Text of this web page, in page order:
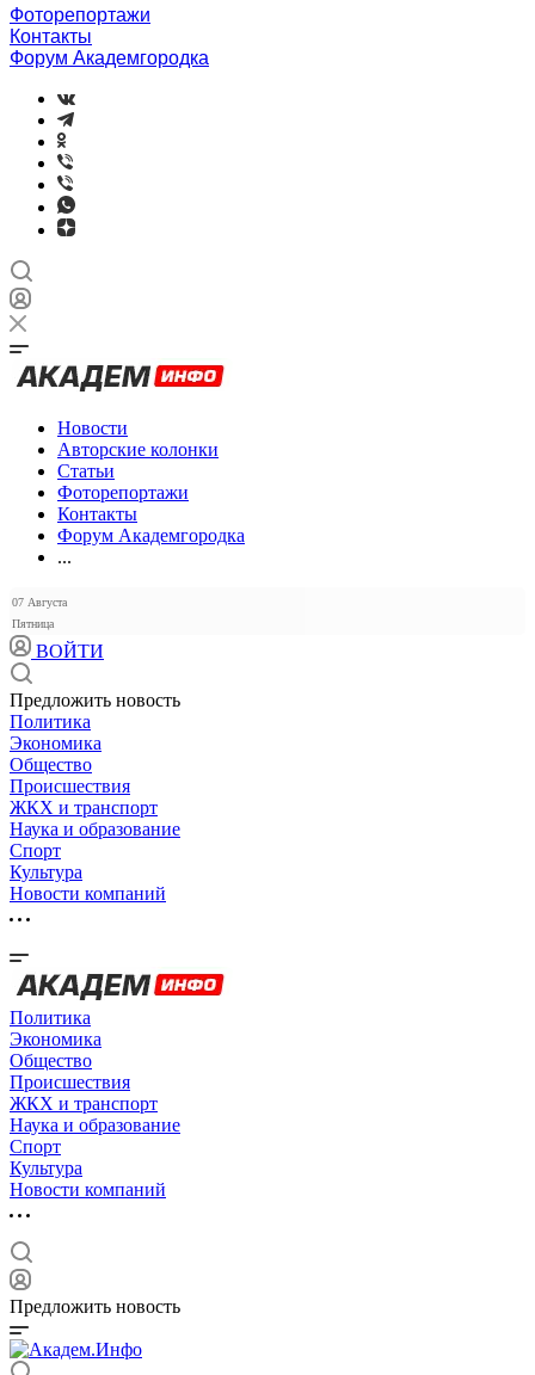
Фоторепортажи
Контакты
Форум Академгородка
Новости
Авторские колонки
Статьи
Фоторепортажи
Контакты
Форум Академгородка
...
07 Августа
Пятница
ВОЙТИ
Предложить новость
Политика
Экономика
Общество
Происшествия
ЖКХ и транспорт
Наука и образование
Спорт
Культура
Новости компаний
Политика
Экономика
Общество
Происшествия
ЖКХ и транспорт
Наука и образование
Спорт
Культура
Новости компаний
Предложить новость